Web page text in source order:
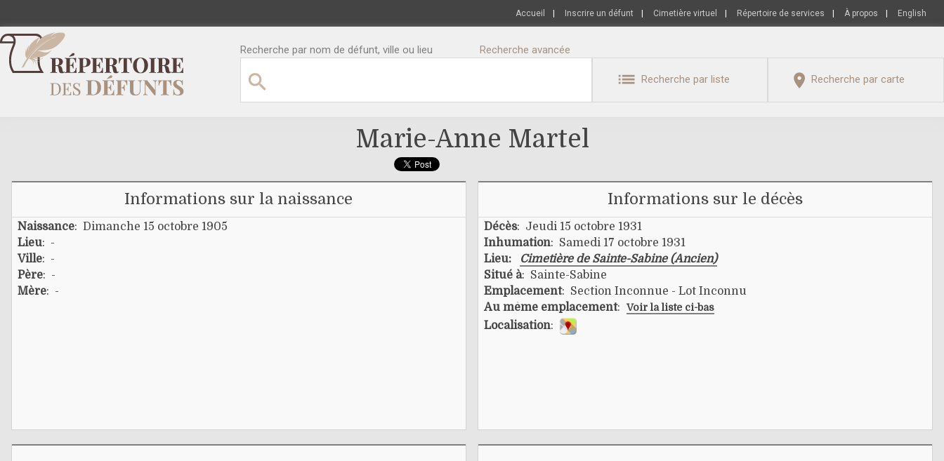
Accueil Inscrire un défunt Cimetière virtuel Répertoire de services À propos English
Recherche par nom de défunt, ville ou lieu Recherche avancée
Recherche par liste Recherche par carte
Marie-Anne Martel
Informations sur la naissance
Naissance: Dimanche 15 octobre 1905
Lieu: -
Ville: -
Père: -
Mère: -
Informations sur le décès
Décès: Jeudi 15 octobre 1931
Inhumation: Samedi 17 octobre 1931
Lieu:
Cimetière de Sainte-Sabine (Ancien)
Situé à: Sainte-Sabine
Emplacement: Section Inconnue - Lot Inconnu
Au même emplacement: Voir la liste ci-bas
Localisation: